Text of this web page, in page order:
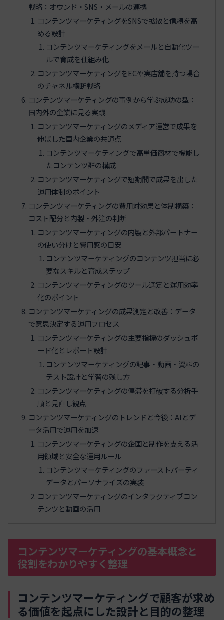
戦略：オウンド・SNS・メールの連携
コンテンツマーケティングをSNSで拡散と信頼を高
める設計
コンテンツマーケティングをメールと自動化ツー
ルで育成を仕組み化
コンテンツマーケティングをECや実店舗を持つ場合
のチャネル横断戦略
コンテンツマーケティングの事例から学ぶ成功の型：
国内外の企業に見る実践
コンテンツマーケティングのメディア運営で成果を
伸ばした国内企業の共通点
コンテンツマーケティングで高単価商材で機能し
たコンテンツ群の構成
コンテンツマーケティングで短期間で成果を出した
運用体制のポイント
コンテンツマーケティングの費用対効果と体制構築：
コスト配分と内製・外注の判断
コンテンツマーケティングの内製と外部パートナー
の使い分けと費用感の目安
コンテンツマーケティングのコンテンツ担当に必
要なスキルと育成ステップ
コンテンツマーケティングのツール選定と運用効率
化のポイント
コンテンツマーケティングの成果測定と改善：データ
で意思決定する運用プロセス
コンテンツマーケティングの主要指標のダッシュボ
ード化とレポート設計
コンテンツマーケティングの記事・動画・資料の
テスト設計と学習の残し方
コンテンツマーケティングの停滞を打破する分析手
順と見直し観点
コンテンツマーケティングのトレンドと今後：AIとデ
ータ活用で運用を加速
コンテンツマーケティングの企画と制作を支える活
用領域と安全な運用ルール
コンテンツマーケティングのファーストパーティ
データとパーソナライズの実装
コンテンツマーケティングのインタラクティブコン
テンツと動画の活用
コンテンツマーケティングの基本概念と
役割をわかりやすく整理
コンテンツマーケティングで顧客が求め
る価値を起点にした設計と目的の整理